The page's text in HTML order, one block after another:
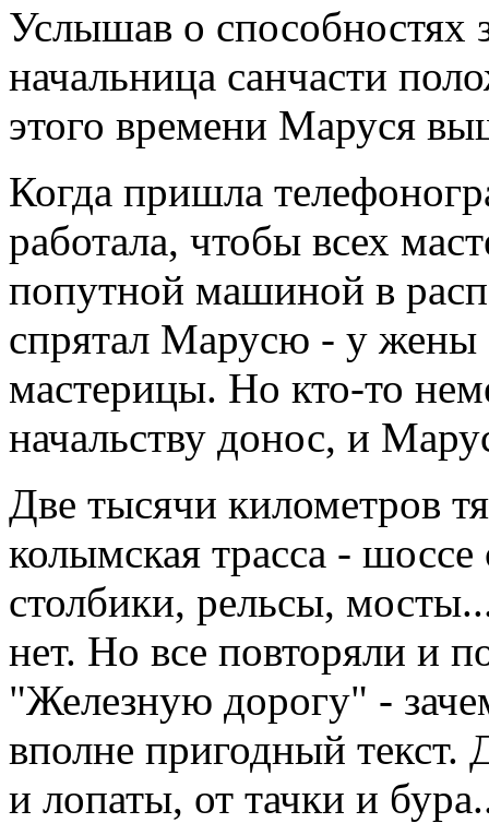
Услышав о
начальница санчасти
этого времени Маруся
Когда пришла
работала, чтобы всех
попутной машиной в
спрятал Марусю - у жены
мастерицы. Но кто-то
начальству донос, и
Две тысячи километров
колымская трасса -
столбики, рельсы,
нет. Но все повторяли и
"Железную дорогу" -
вполне пригодный текст.
и лопаты, от тачки и